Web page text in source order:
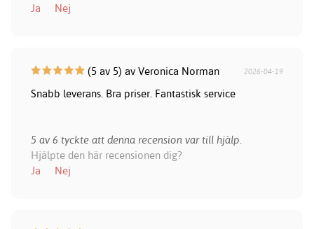
Ja
Nej
(5 av 5) av Veronica Norman 2026-04-19
Snabb leverans. Bra priser. Fantastisk service
5 av 6 tyckte att denna recension var till hjälp.
Hjälpte den här recensionen dig?
Ja
Nej